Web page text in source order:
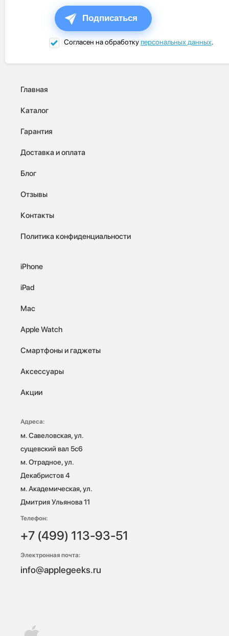
Подписаться
Согласен на обработкуперсональных данных.
Главная
Каталог
Гарантия
Доставка и оплата
Блог
Отзывы
Контакты
Политика конфиденциальности
iPhone
iPad
Mac
Apple Watch
Смартфоны и гаджеты
Аксессуары
Акции
Адреса:
м. Савеловская, ул.
сущевский вал 5с6
м. Отрадное, ул.
Декабристов 4
м. Академическая, ул.
Дмитрия Ульянова 11
Телефон:
+7 (499) 113-93-51
Электронная почта:
info@applegeeks.ru